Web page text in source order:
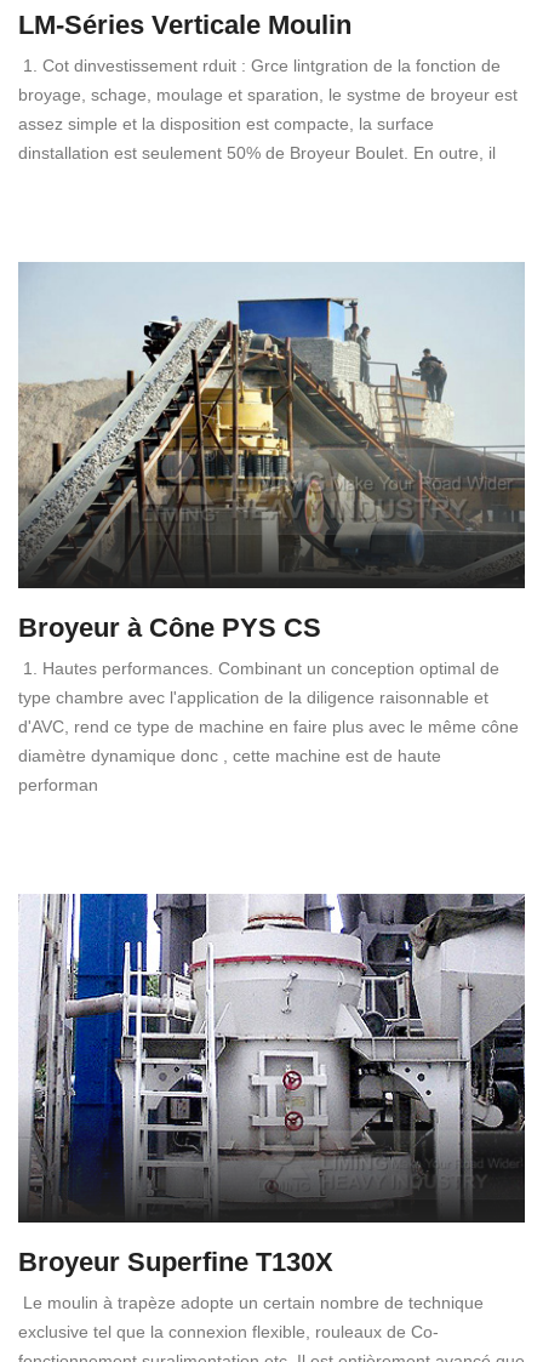
LM-Séries Verticale Moulin
1. Cot dinvestissement rduit : Grce lintgration de la fonction de
broyage, schage, moulage et sparation, le systme de broyeur est
assez simple et la disposition est compacte, la surface
dinstallation est seulement 50% de Broyeur Boulet. En outre, il
Broyeur à Cône PYS CS
1. Hautes performances. Combinant un conception optimal de
type chambre avec l'application de la diligence raisonnable et
d'AVC, rend ce type de machine en faire plus avec le même cône
diamètre dynamique donc , cette machine est de haute
performan
Broyeur Superfine T130X
Le moulin à trapèze adopte un certain nombre de technique
exclusive tel que la connexion flexible, rouleaux de Co-